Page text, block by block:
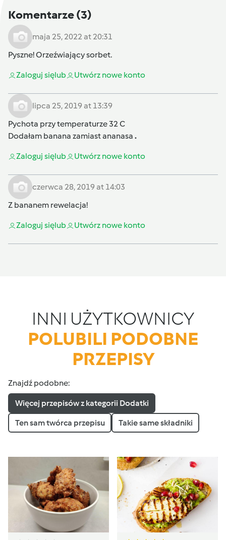
Komentarze(3)
maja 25, 2022 at 20:31
Pyszne! Orzeźwiający sorbet.
Zaloguj sięlub Utwórz nowe konto
lipca 25, 2019 at 13:39
Pychota przy temperaturze 32 C
Dodałam banana zamiast ananasa .
Zaloguj sięlub Utwórz nowe konto
czerwca 28, 2019 at 14:03
Z bananem rewelacja!
Zaloguj sięlub Utwórz nowe konto
INNI UŻYTKOWNICY
POLUBILI PODOBNE
PRZEPISY
Znajdź podobne:
Więcej przepisów z kategorii Dodatki
Ten sam twórca przepisu Takie same składniki